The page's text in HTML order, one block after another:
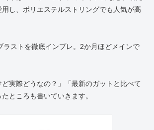
し、ポリエステルストリングでも人気が高
ラストを徹底インプレ。2か月ほどメインで
ど実際どうなの？」「最新のガットと比べて
ところも書いていきます。